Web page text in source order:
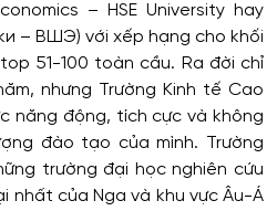
– HSE University hay
– ВШЭ) với xếp hạng cho khối
51-100 toàn cầu. Ra đời chỉ
nhưng Trường Kinh tế Cao
năng động, tích cực và không
đào tạo của mình. Trường
trường đại học nghiên cứu
nhất của Nga và khu vực Âu-Á